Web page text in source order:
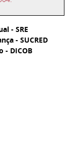
- SRE
- SUCRED
- DICOB